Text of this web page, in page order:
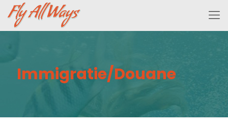
Immigratie/Douane